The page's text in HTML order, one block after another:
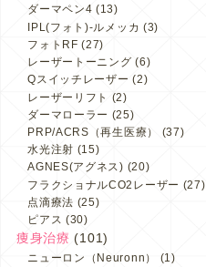
ダーマペン4 (13)
IPL(フォト)-ルメッカ (3)
フォトRF (27)
レーザートーニング (6)
Qスイッチレーザー (2)
レーザーリフト (2)
ダーマローラー (25)
PRP/ACRS（再生医療）
(37)
水光注射 (15)
AGNES(アグネス) (20)
フラクショナルCO2レーザー (27)
点滴療法 (25)
ピアス (30)
痩身治療 (101)
ニューロン（Neuronn）
(1)